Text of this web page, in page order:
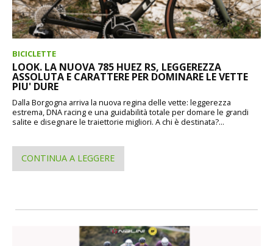
BICICLETTE
LOOK. LA NUOVA 785 HUEZ RS, LEGGEREZZA
ASSOLUTA E CARATTERE PER DOMINARE LE VETTE
PIU' DURE
Dalla Borgogna arriva la nuova regina delle vette: leggerezza
estrema, DNA racing e una guidabilità totale per domare le grandi
salite e disegnare le traiettorie migliori. A chi è destinata?...
CONTINUA A LEGGERE